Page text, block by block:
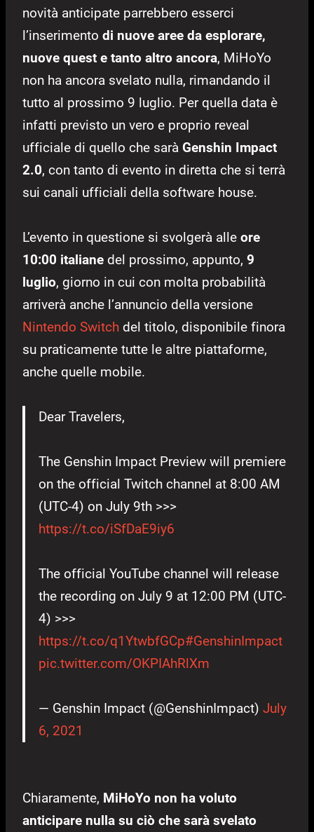
novità anticipate parrebbero esserci
l’inserimento di nuove aree da esplorare,
nuove quest e tanto altro ancora, MiHoYo
non ha ancora svelato nulla, rimandando il
tutto al prossimo 9 luglio. Per quella data è
infatti previsto un vero e proprio reveal
ufficiale di quello che sarà Genshin Impact
2.0, con tanto di evento in diretta che si terrà
sui canali ufficiali della software house.
L’evento in questione si svolgerà alle ore
10:00 italiane del prossimo, appunto, 9
luglio, giorno in cui con molta probabilità
arriverà anche l’annuncio della versione
Nintendo Switch del titolo, disponibile finora
su praticamente tutte le altre piattaforme,
anche quelle mobile.
Dear Travelers,
The Genshin Impact Preview will premiere
on the official Twitch channel at 8:00 AM
(UTC-4) on July 9th >>>
https://t.co/iSfDaE9iy6
The official YouTube channel will release
the recording on July 9 at 12:00 PM (UTC-
4) >>>
https://t.co/q1YtwbfGCp#GenshinImpact
pic.twitter.com/OKPIAhRlXm
— Genshin Impact (@GenshinImpact) July
6, 2021
Chiaramente, MiHoYo non ha voluto
anticipare nulla su ciò che sarà svelato